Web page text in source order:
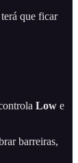
que ficar
Low e
barreiras,